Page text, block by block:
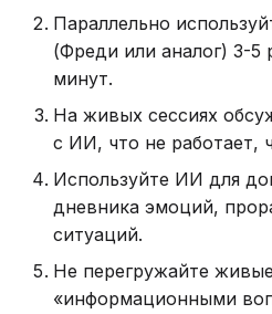
Параллельно
(Фреди или аналог) 3-5
минут.
На живых сессиях
с ИИ, что не работает,
Используйте ИИ для
дневника эмоций,
ситуаций.
Не перегружайте
«информационными